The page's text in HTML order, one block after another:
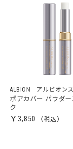
ALBION アルビオン
ポアカバー パウダー
ク
￥3,850